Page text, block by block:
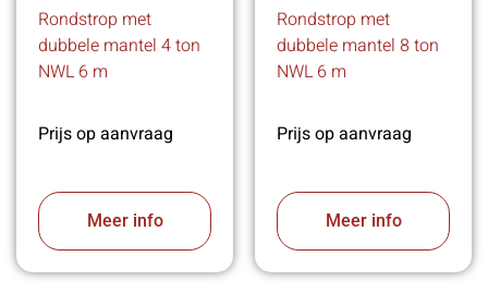
Rondstrop met
dubbele mantel 4 ton
NWL 6 m
Prijs op aanvraag
Meer info
Rondstrop met
dubbele mantel 8 ton
NWL 6 m
Prijs op aanvraag
Meer info